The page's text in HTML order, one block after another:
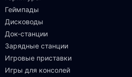
Геймпады
Дисководы
Док-станции
Зарядные станции
Игровые приставки
Игры для консолей